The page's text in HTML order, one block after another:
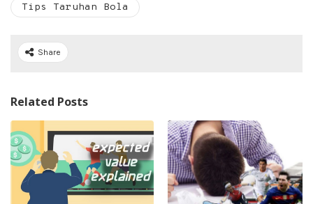
Tips Taruhan Bola
Share
Related Posts